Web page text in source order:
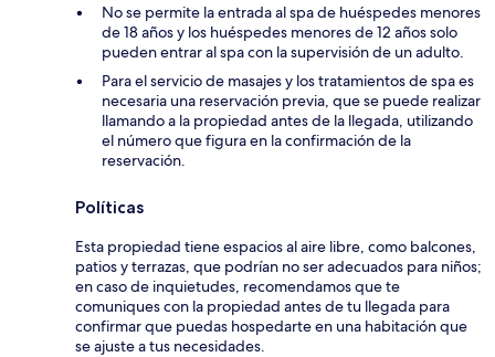
No se permite la entrada al spa de huéspedes menores
de 18 años y los huéspedes menores de 12 años solo
pueden entrar al spa con la supervisión de un adulto.
Para el servicio de masajes y los tratamientos de spa es
necesaria una reservación previa, que se puede realizar
llamando a la propiedad antes de la llegada, utilizando
el número que figura en la confirmación de la
reservación.
Políticas
Esta propiedad tiene espacios al aire libre, como balcones,
patios y terrazas, que podrían no ser adecuados para niños;
en caso de inquietudes, recomendamos que te
comuniques con la propiedad antes de tu llegada para
confirmar que puedas hospedarte en una habitación que
se ajuste a tus necesidades.